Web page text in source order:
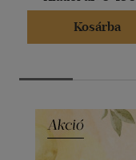
Kosárba